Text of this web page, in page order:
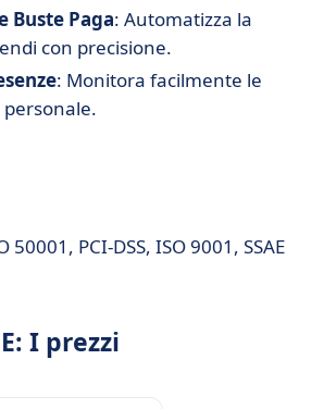
Buste Paga: Automatizza la
con precisione.
: Monitora facilmente le
50001, PCI-DSS, ISO 9001, SSAE
I prezzi